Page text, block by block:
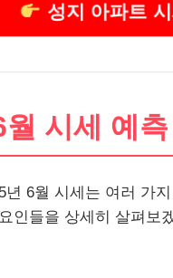
성지 아파트
시세 예측
년 6월 시세는 여러 가
인들을 상세히 살펴보